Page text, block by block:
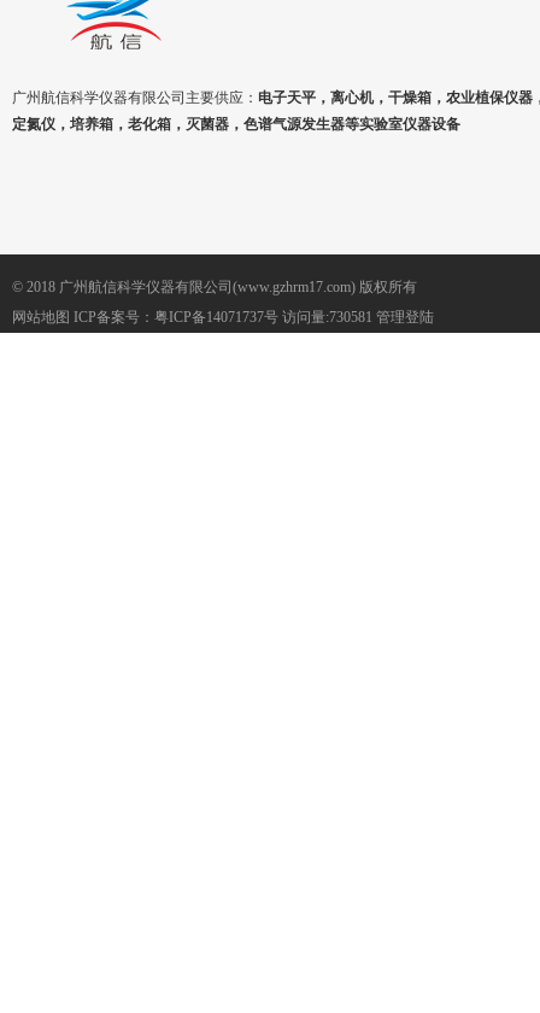
广州航信科学仪器有限公司主要供应： 电子天平，离心机，干燥箱，农业植保仪器
定氮仪，培养箱，老化箱，灭菌器，色谱气源发生器等实验室仪器设备
© 2018 广州航信科学仪器有限公司(www.gzhrm17.com) 版权所有
网站地图 ICP备案号： 粤ICP备14071737号 访问量:730581 管理登陆